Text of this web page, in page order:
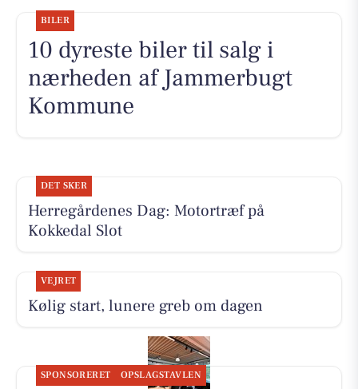
BILER
10 dyreste biler til salg i
nærheden af Jammerbugt
Kommune
DET SKER
Herregårdenes Dag: Motortræf på
Kokkedal Slot
VEJRET
Kølig start, lunere greb om dagen
SPONSORERET OPSLAGSTAVLEN